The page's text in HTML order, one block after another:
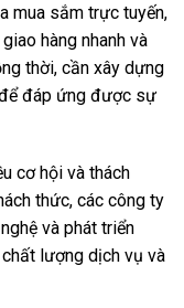
mua sắm trực tuyến,
hàng nhanh và
thời, cần xây dựng
đáp ứng được sự
cơ hội và thách
thức, các công ty
và phát triển
lượng dịch vụ và